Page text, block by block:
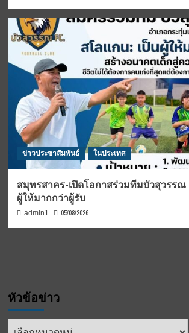
ข่าวประชาสัมพันธ์ ในประเทศ
สมุทรสาคร-เปิดโอกาสร่วมทีมบัวสุวรรณ
ผู้ให้มากกว่าผู้รับ
admin1 05/08/2026
หัวข้อข่าว
หัวข้อ